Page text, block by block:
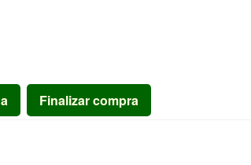
Finalizar compra